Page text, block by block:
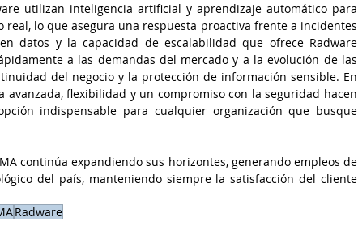
utilizan inteligencia artificial y aprendizaje automático para
lo que asegura una respuesta proactiva frente a incidentes
datos y la capacidad de escalabilidad que ofrece Radware
a las demandas del mercado y a la evolución de las
del negocio y la protección de información sensible. En
avanzada, flexibilidad y un compromiso con la seguridad hacen
indispensable para cualquier organización que busque
continúa expandiendo sus horizontes, generando empleos de
del país, manteniendo siempre la satisfacción del cliente
Radware